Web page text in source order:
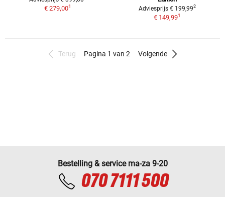
€ 279,001 Adviesprijs € 199,992
€ 149,991
Terug Pagina 1 van 2 Volgende
Bestelling & service ma-za 9-20
070 7111 500